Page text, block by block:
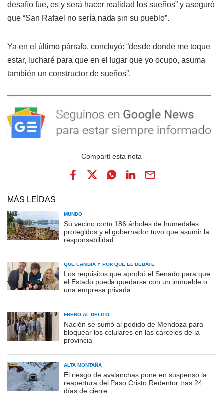
desafío fue, es y será hacer realidad los sueños” y aseguró
que “San Rafael no sería nada sin su pueblo”.
Ya en el último párrafo, concluyó: “desde donde me toque
estar, lucharé para que en el lugar que yo ocupo, asuma
también un constructor de sueños”.
MÁS LEÍDAS
MUNDO
Su vecino cortó 186 árboles de humedales
protegidos y el gobernador tuvo que asumir la
responsabilidad
QUÉ CAMBIA Y POR QUÉ EL DEBATE
Los requisitos que aprobó el Senado para que
el Estado pueda quedarse con un inmueble o
una empresa privada
FRENO AL DELITO
Nación se sumó al pedido de Mendoza para
bloquear los celulares en las cárceles de la
provincia
ALTA MONTAÑA
El riesgo de avalanchas pone en suspenso la
reapertura del Paso Cristo Redentor tras 24
días de cierre